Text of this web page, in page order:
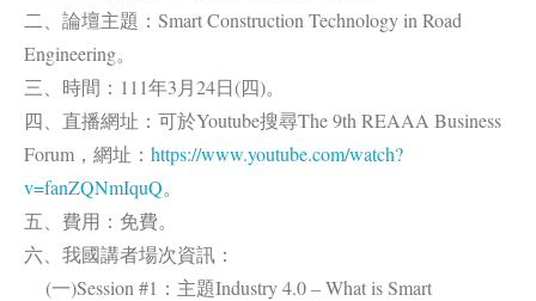
二、論壇主題：Smart Construction Technology in Road
Engineering。
三、時間：111年3月24日(四)。
四、直播網址：可於Youtube搜尋The 9th REAAA Business
Forum，網址： https://www.youtube.com/watch?
v=fanZQNmIquQ。
五、費用：免費。
六、我國講者場次資訊：
(一)Session #1：主題Industry 4.0 – What is Smart